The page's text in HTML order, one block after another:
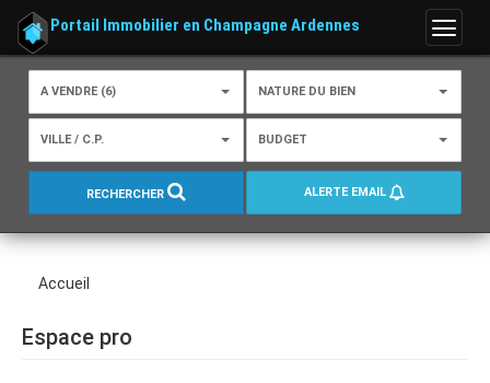
Menu
Portail Immobilier en Champagne Ardennes
A VENDRE (6) NATURE DU BIEN
VILLE / C.P. BUDGET
RECHERCHER ALERTE EMAIL
Accueil
Espace pro